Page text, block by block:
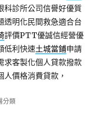
科診所公司信譽好優質
透明化民間救急適合台
評價PTT優誠信經營優
低利快速土城當鋪申請
求客製化個人貸款撥款
人價格消費貸款，
分類